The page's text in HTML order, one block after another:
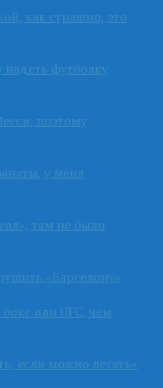
как страшно, это
футболку
поэтому
у меня
там не было
«Барселону»
или UFC, чем
если можно летать»